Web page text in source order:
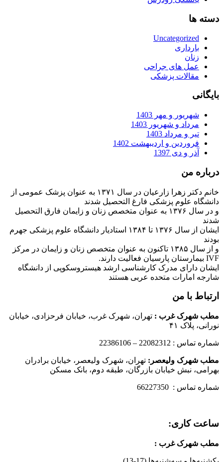
دسته ها
Uncategorized
بارداری
زنان
عمل های جراحی
مقالات پزشکی
بایگانی
شهریور و مهر 1403
مرداد و شهریور 1403
تیر و مرداد 1403
فروردین و اردیبهشت 1402
آذر و دی 1397
درباره من
خانم دکتر زهرا زارعیان در سال ۱۳۷۱ به عنوان پزشک عمومی از
دانشگاه علوم پزشکی فارغ التحصیل شدند
و در سال ۱۳۷۶ به عنوان متخصص زنان و زایمان فارق التحصیل
شدند
ایشان از سال ۱۳۷۶ تا ۱۳۸۴ استادیار دانشگاه علوم پزشکی جهرم
بودند
و از سال ۱۳۸۵ تاکنون به عنوان متخصص زنان و زایمان در مرکز
IVF بیمارستان پارسیان فعالیت دارند.
ایشان دارای مدرک کارشناسی ارشد هیستروسکوپی از دانشگاه
شارجه امارات متحده عربی هستند
ارتباط با من
مطب شهرک غرب : تهران، شهرک غرب، خیابان فرحزادی، خیابان
نورانی، پلاک ۴۱
شماره تماس : 22082312 – 22386106
مطب شهرک ولیعصر: تهران، شهرک ولیعصر، خیابان برادران
بهرامی، نبش خیابان بازرگان، طبقه دوم، بانک مسکن
شماره تماس : 66227350
ساعت کاری:
مطب شهرک غرب :